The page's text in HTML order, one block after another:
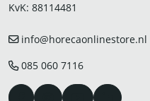
KvK: 88114481
info@horecaonlinestore.nl
085 060 7116